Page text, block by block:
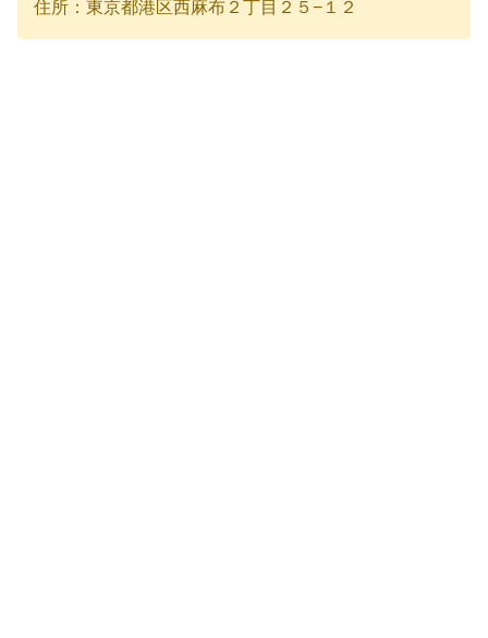
住所：東京都港区西麻布２丁目２５−１２